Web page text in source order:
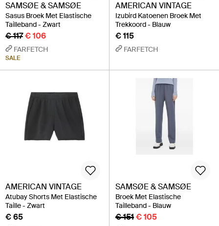
SAMSØE & SAMSØE
Sasus Broek Met Elastische
Tailleband - Zwart
€ 117€ 106
FARFETCH
SALE
AMERICAN VINTAGE
Izubird Katoenen Broek Met
Trekkoord - Blauw
€ 115
FARFETCH
AMERICAN VINTAGE
Atubay Shorts Met Elastische
Taille - Zwart
€ 65
SAMSØE & SAMSØE
Broek Met Elastische
Tailleband - Blauw
€ 151€ 105